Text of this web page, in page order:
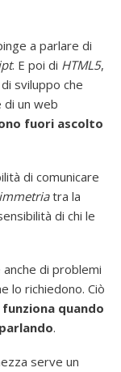
a parlare di
. E poi di HTML5,
sviluppo che
un web
fuori ascolto
di comunicare
tra la
di chi le
di problemi
lo richiedono. Ciò
quando
.
serve un